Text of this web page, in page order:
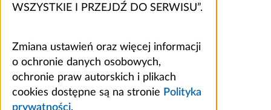
WSZYSTKIE I PRZEJDŹ DO SERWISU”.
Zmiana ustawień oraz więcej informacji
o ochronie danych osobowych,
ochronie praw autorskich i plikach
cookies dostępne są na stronie Polityka
prywatności.